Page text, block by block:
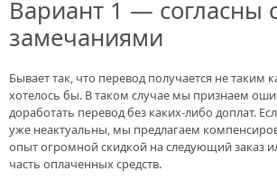
Вариант 1 — согласны
замечаниями
Бывает так, что перевод получается не таким
хотелось бы. В таком случае мы признаем
доработать перевод без каких-либо доплат.
уже неактуальны, мы предлагаем
опыт огромной скидкой на следующий заказ
часть оплаченных средств.